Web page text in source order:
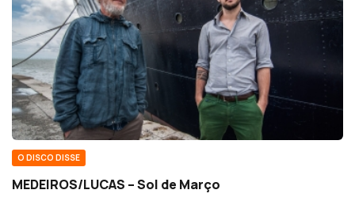
O DISCO DISSE
MEDEIROS/LUCAS – Sol de Março